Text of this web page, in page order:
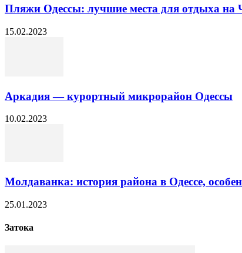
Пляжи Одессы: лучшие места для отдыха на
15.02.2023
Аркадия — курортный микрорайон Одессы
10.02.2023
Молдаванка: история района в Одессе,
25.01.2023
Затока